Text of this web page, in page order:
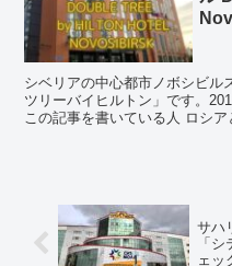
シベリアの中心都市ノボシビル
ツリーバイヒルトン」です。
この記事を書いている人 ロシ
サハ
「
ェッ